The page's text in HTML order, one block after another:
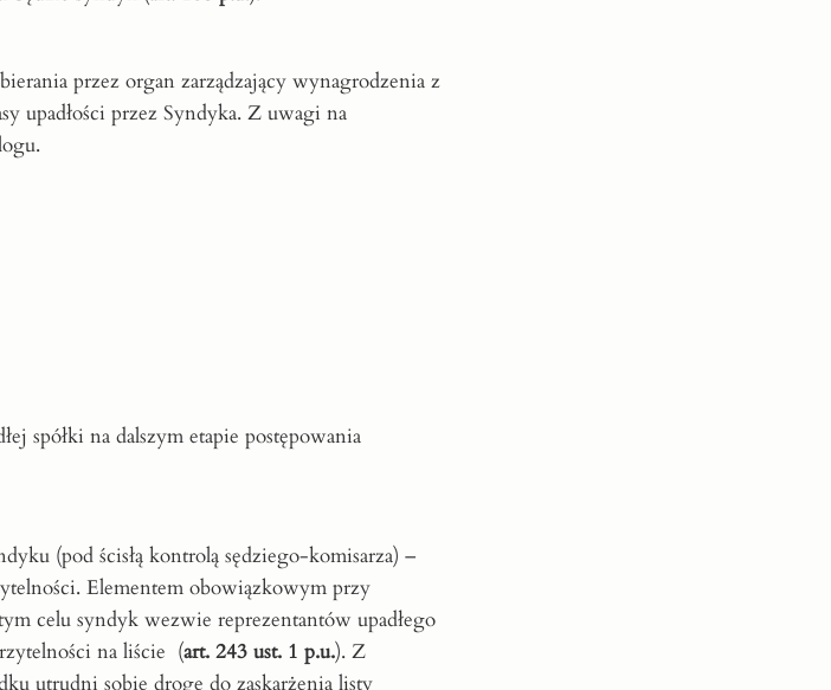
przez organ zarządzający wynagrodzenia z
upadłości przez Syndyka. Z uwagi na
spółki na dalszym etapie postępowania
(pod ścisłą kontrolą sędziego-komisarza) –
Elementem obowiązkowym przy
celu syndyk wezwie reprezentantów upadłego
na liście (art. 243 ust. 1 p.u.). Z
utrudni sobie drogę do zaskarżenia listy